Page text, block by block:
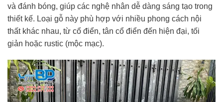
và đánh bóng, giúp các nghệ nhân dễ dàng sáng tạo trong
thiết kế. Loại gỗ này phù hợp với nhiều phong cách nội
thất khác nhau, từ cổ điển, tân cổ điển đến hiện đại, tối
giản hoặc rustic (mộc mạc).